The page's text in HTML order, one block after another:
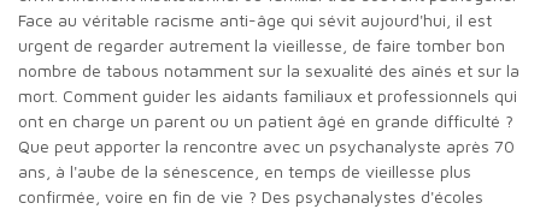
Face au véritable racisme anti-âge qui sévit aujourd'hui, il est
urgent de regarder autrement la vieillesse, de faire tomber bon
nombre de tabous notamment sur la sexualité des aînés et sur la
mort. Comment guider les aidants familiaux et professionnels qui
ont en charge un parent ou un patient âgé en grande difficulté ?
Que peut apporter la rencontre avec un psychanalyste après 70
ans, à l'aube de la sénescence, en temps de vieillesse plus
confirmée, voire en fin de vie ? Des psychanalystes d'écoles